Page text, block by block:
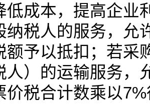
低成本，提高企业
纳税人的服务，允
额予以抵扣；若采
人）的运输服务，
价税合计数乘以